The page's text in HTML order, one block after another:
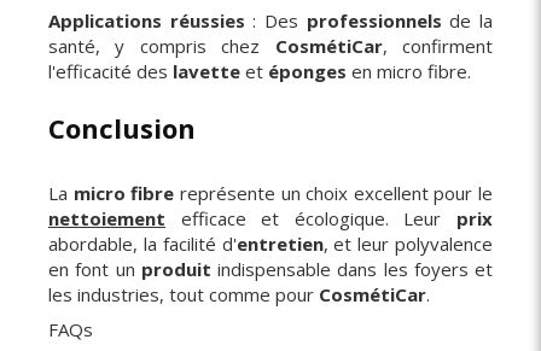
Applications réussies : Des professionnels de la
santé, y compris chez CosmétiCar, confirment
l'efficacité des lavette et éponges en micro fibre.
Conclusion
La micro fibre représente un choix excellent pour le
nettoiement efficace et écologique. Leur prix
abordable, la facilité d'entretien, et leur polyvalence
en font un produit indispensable dans les foyers et
les industries, tout comme pour CosmétiCar.
FAQs